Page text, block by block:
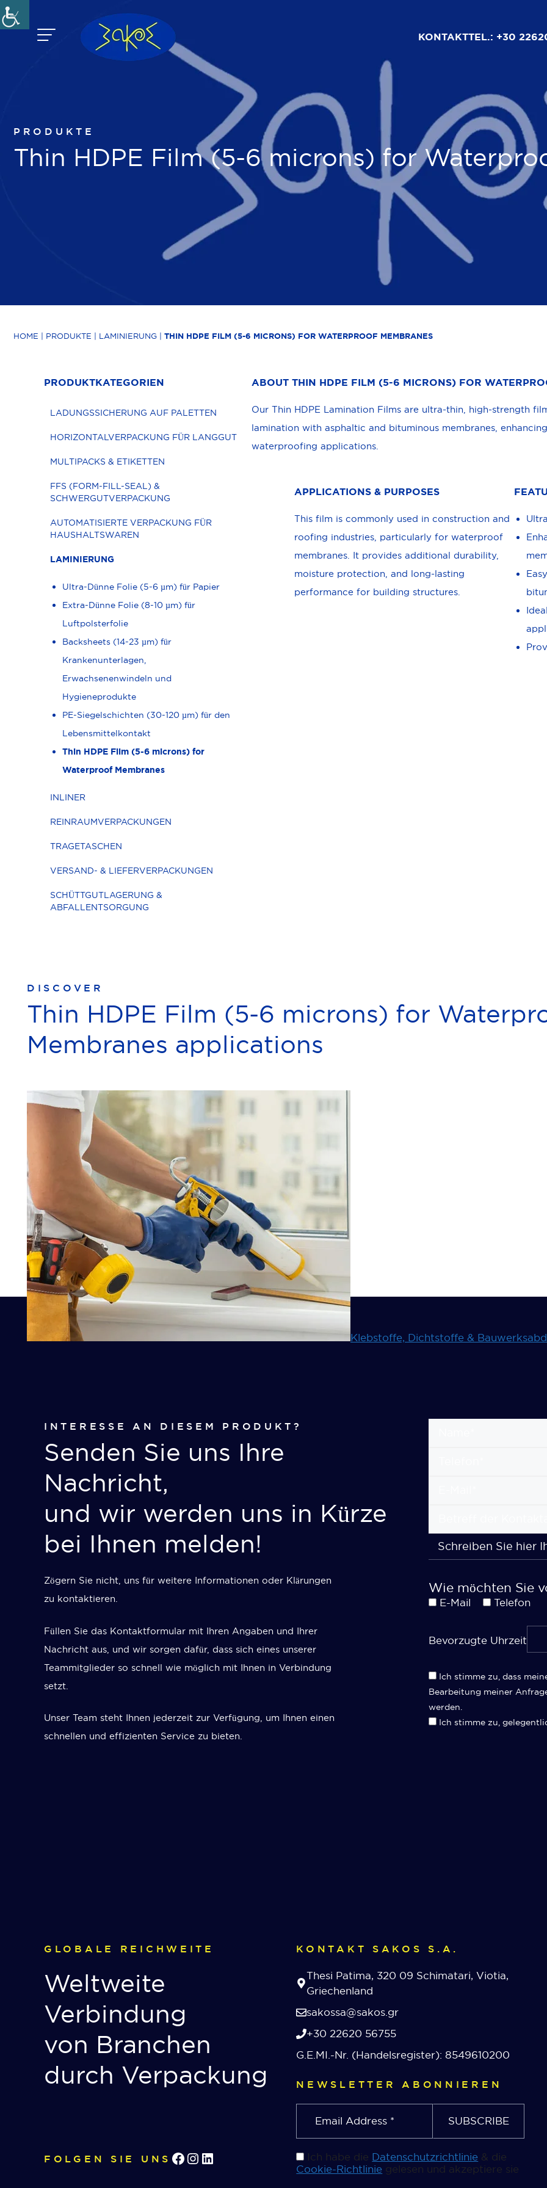
Zum
Inhalt
springen
KONTAKTTEL.: +30
PRODUKTE
Thin HDPE Film (5-6 microns) for
HOME PRODUKTE LAMINIERUNG THIN HDPE FILM (5-6 MICRONS) FOR WATERPROOF MEMBRANES
PRODUKTKATEGORIEN
LADUNGSSICHERUNG AUF PALETTEN
HORIZONTALVERPACKUNG FÜR LANGGUT
MULTIPACKS & ETIKETTEN
FFS (FORM-FILL-SEAL) &
SCHWERGUTVERPACKUNG
AUTOMATISIERTE VERPACKUNG FÜR
HAUSHALTSWAREN
LAMINIERUNG
Ultra-Dünne Folie (5-6 µm) für Papier
Extra-Dünne Folie (8-10 µm) für
Luftpolsterfolie
Backsheets (14-23 µm) für
Krankenunterlagen,
Erwachsenenwindeln und
Hygieneprodukte
PE-Siegelschichten (30-120 µm) für den
Lebensmittelkontakt
Thin HDPE Film (5-6 microns) for
Waterproof Membranes
INLINER
REINRAUMVERPACKUNGEN
TRAGETASCHEN
VERSAND- & LIEFERVERPACKUNGEN
SCHÜTTGUTLAGERUNG &
ABFALLENTSORGUNG
ABOUT THIN HDPE FILM (5-6 MICRONS) FOR
Our Thin HDPE Lamination Films are ultra-thin, high-strength
lamination with asphaltic and bituminous membranes,
waterproofing applications.
APPLICATIONS & PURPOSES
This film is commonly used in construction and
roofing industries, particularly for waterproof
membranes. It provides additional durability,
moisture protection, and long-lasting
performance for building structures.
DISCOVER
Thin HDPE Film (5-6 microns) for
Membranes applications
Klebstoffe, Dichtstoffe &
INTERESSE AN DIESEM PRODUKT?
Senden Sie uns Ihre
Nachricht,
und wir werden uns in Kürze
bei Ihnen melden!
Zögern Sie nicht, uns für weitere Informationen oder Klärungen
zu kontaktieren.
Füllen Sie das Kontaktformular mit Ihren Angaben und Ihrer
Nachricht aus, und wir sorgen dafür, dass sich eines unserer
Teammitglieder so schnell wie möglich mit Ihnen in Verbindung
setzt.
Unser Team steht Ihnen jederzeit zur Verfügung, um Ihnen einen
schnellen und effizienten Service zu bieten.
Wie möchten Sie
E-Mail Telefon
Bevorzugte Uhrzeit
Ich stimme zu, dass
Bearbeitung meiner
werden.
Ich stimme zu,
GLOBALE REICHWEITE
Weltweite
Verbindung
von Branchen
durch Verpackung
FOLGEN SIE UNS Facebook
Instagram
LinkedIn
KONTAKT SAKOS S.A.
Thesi Patima, 320 09 Schimatari, Viotia,
Griechenland
sakossa@sakos.gr
+30 22620 56755
G.E.MI.-Nr. (Handelsregister): 8549610200
NEWSLETTER ABONNIEREN
Ich habe die Datenschutzrichtlinie & die
Cookie-Richtlinie gelesen und akzeptiere sie